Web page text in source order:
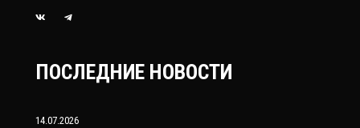
ПОСЛЕДНИЕ НОВОСТИ
14.07.2026